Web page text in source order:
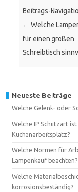
Beitrags-
← Welche
für einen großen
Schreibtisch
Neueste Beiträge
Welche Gelenk- oder
Welche IP Schutzart
Küchenarbeitsplatz?
Welche Normen für
Lampenkauf beachten?
Welche
korrosionsbeständig?